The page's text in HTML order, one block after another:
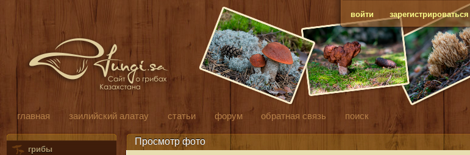
войти зарегистрироваться
главная заилийский алатау статьи форум обратная связь поиск
грибы
Просмотр фото